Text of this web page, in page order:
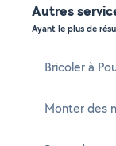
Autres
Ayant le plus de
Bricoler à
Monter des